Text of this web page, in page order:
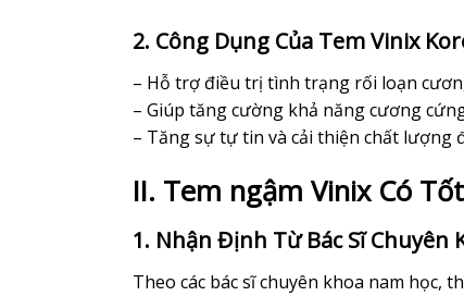
2. Công Dụng Của Tem Vinix
– Hỗ trợ điều trị tình trạng rối loạn
– Giúp tăng cường khả năng cương
– Tăng sự tự tin và cải thiện chất lượng
II. Tem ngậm Vinix Có
1. Nhận Định Từ Bác Sĩ Chuyên
Theo các bác sĩ chuyên khoa nam học,